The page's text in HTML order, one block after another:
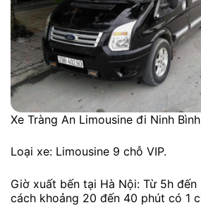
Xe Tràng An Limousine đi Ninh
Loại xe: Limousine 9 chỗ VIP.
Giờ xuất bến tại Hà Nội: Từ 5h đến
cách khoảng 20 đến 40 phút có 1